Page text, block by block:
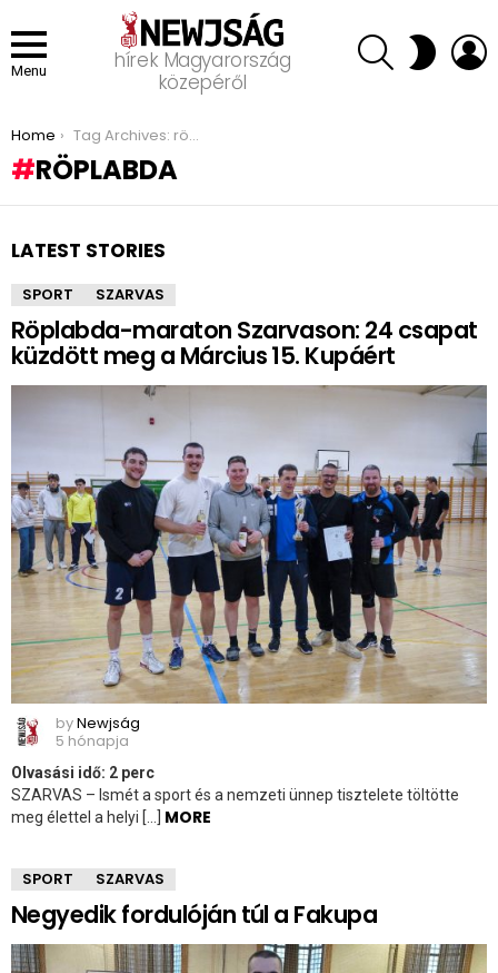
Menu
hírek Magyarország
közepéről
SEARCH SWITCH
SKIN
You are here:
Home Tag Archives: röplabda
RÖPLABDA
LATEST STORIES
SPORT SZARVAS
Röplabda-maraton Szarvason: 24 csapat
küzdött meg a Március 15. Kupáért
byNewjság
5 hónapja
Olvasási idő: 2 perc
SZARVAS – Ismét a sport és a nemzeti ünnep tisztelete töltötte
meg élettel a helyi […] MORE
SPORT SZARVAS
Negyedik fordulóján túl a Fakupa